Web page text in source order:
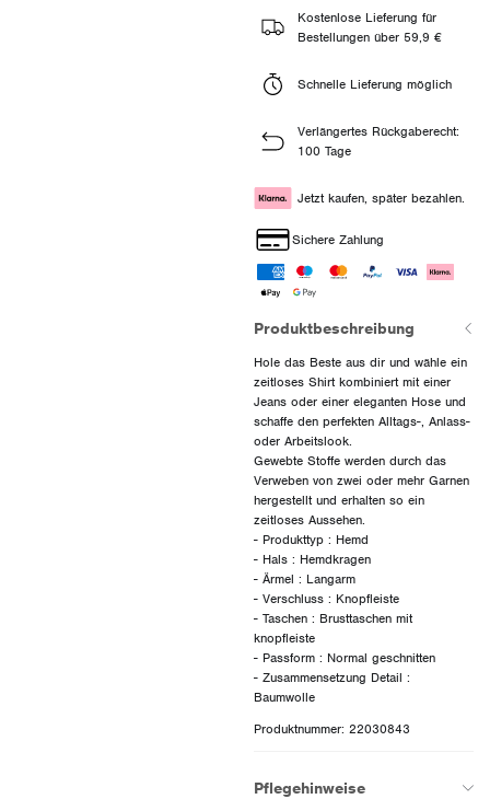
Kostenlose Lieferung für
Bestellungen über 59,9 €
Schnelle Lieferung möglich
Verlängertes Rückgaberecht:
100 Tage
Jetzt kaufen, später bezahlen.
Sichere Zahlung
Produktbeschreibung
Hole das Beste aus dir und wähle ein
zeitloses Shirt kombiniert mit einer
Jeans oder einer eleganten Hose und
schaffe den perfekten Alltags-, Anlass-
oder Arbeitslook.
Gewebte Stoffe werden durch das
Verweben von zwei oder mehr Garnen
hergestellt und erhalten so ein
zeitloses Aussehen.
- Produkttyp : Hemd
- Hals : Hemdkragen
- Ärmel : Langarm
- Verschluss : Knopfleiste
- Taschen : Brusttaschen mit
knopfleiste
- Passform : Normal geschnitten
- Zusammensetzung Detail :
Baumwolle
Produktnummer: 22030843
Pflegehinweise